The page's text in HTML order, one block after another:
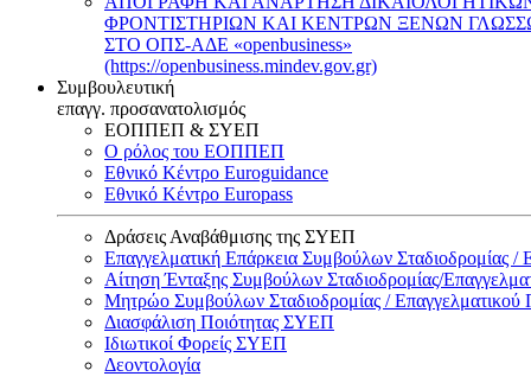
ΦΡΟΝΤΙΣΤΗΡΙΩΝ ΚΑΙ ΚΕΝΤΡΩΝ ΞΕΝΩΝ
ΣΤΟ ΟΠΣ-ΑΔΕ «openbusiness»
(https://openbusiness.mindev.gov.gr)
Συμβουλευτική
επαγγ. προσανατολισμός
ΕΟΠΠΕΠ & ΣΥΕΠ
Ο ρόλος του ΕΟΠΠΕΠ
Εθνικό Κέντρο Euroguidance
Εθνικό Κέντρο Europass
Δράσεις Αναβάθμισης της ΣΥΕΠ
Επαγγελματική Επάρκεια Συμβούλων Σταδιοδρομίας /
Αίτηση Ένταξης Συμβούλων Σταδιοδρομίας/
Μητρώο Συμβούλων Σταδιοδρομίας / Επαγγελματικού
Διασφάλιση Ποιότητας ΣΥΕΠ
Ιδιωτικοί Φορείς ΣΥΕΠ
Δεοντολογία